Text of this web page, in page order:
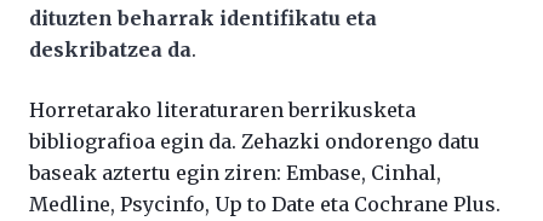
dituzten beharrak identifikatu eta
deskribatzea da.
Horretarako literaturaren berrikusketa
bibliografioa egin da. Zehazki ondorengo datu
baseak aztertu egin ziren: Embase, Cinhal,
Medline, Psycinfo, Up to Date eta Cochrane Plus.